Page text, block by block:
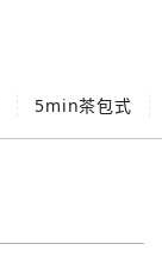
5min茶包式